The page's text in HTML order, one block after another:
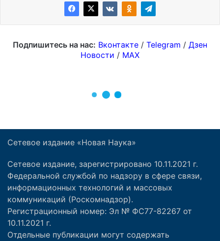
Сетевое издание «Новая Наука»
Сетевое издание, зарегистрировано 10.11.2021 г.
Федеральной службой по надзору в сфере связи,
информационных технологий и массовых
коммуникаций (Роскомнадзор).
Регистрационный номер: Эл № ФС77-82267 от
10.11.2021 г.
Отдельные публикации могут содержать